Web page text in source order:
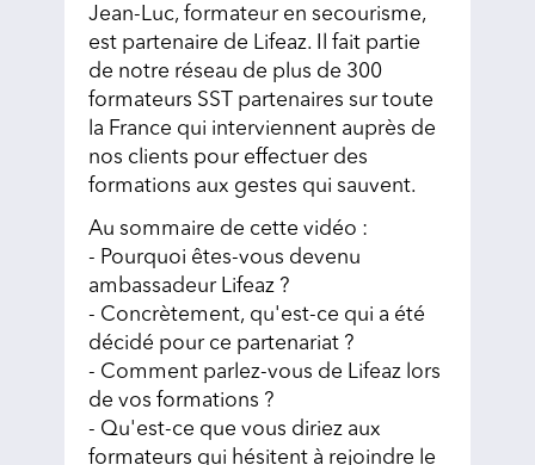
Jean-Luc, formateur en secourisme,
est partenaire de Lifeaz. Il fait partie
de notre réseau de plus de 300
formateurs SST partenaires sur toute
la France qui interviennent auprès de
nos clients pour effectuer des
formations aux gestes qui sauvent.
Au sommaire de cette vidéo :
- Pourquoi êtes-vous devenu
ambassadeur Lifeaz ?
- Concrètement, qu'est-ce qui a été
décidé pour ce partenariat ?
- Comment parlez-vous de Lifeaz lors
de vos formations ?
- Qu'est-ce que vous diriez aux
formateurs qui hésitent à rejoindre le